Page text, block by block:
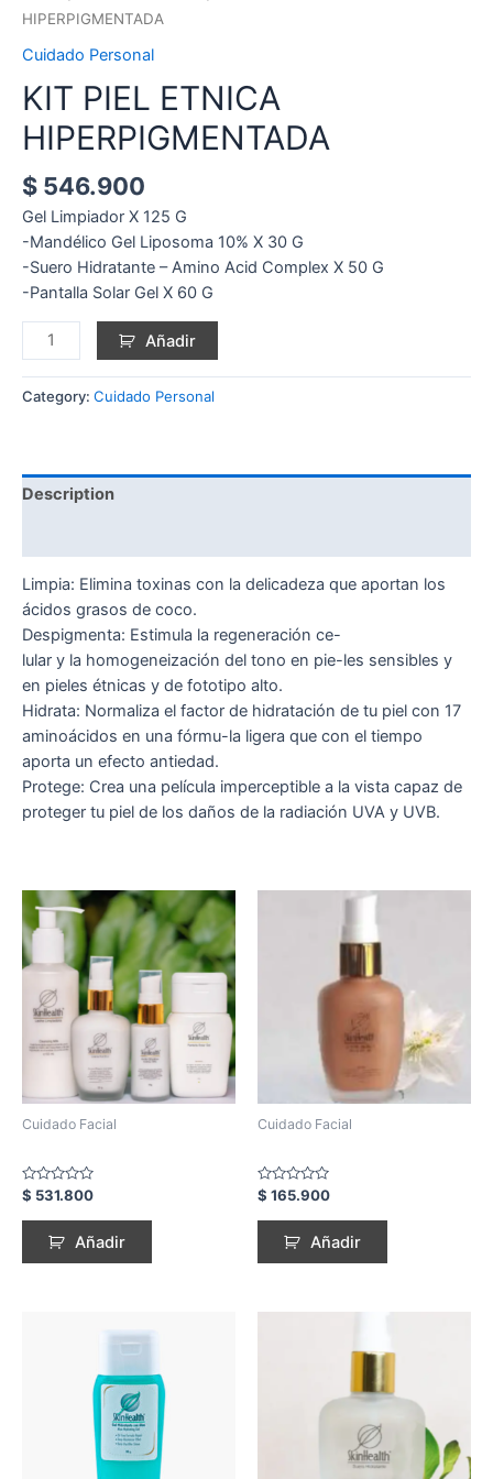
HIPERPIGMENTADA
Cuidado Personal
KIT PIEL ETNICA
HIPERPIGMENTADA
$ 546.900
Gel Limpiador X 125 G
-Mandélico Gel Liposoma 10% X 30 G
-Suero Hidratante – Amino Acid Complex X 50 G
-Pantalla Solar Gel X 60 G
Añadir
Category: Cuidado Personal
Description
Limpia: Elimina toxinas con la delicadeza que aportan los
ácidos grasos de coco.
Despigmenta: Estimula la regeneración ce-
lular y la homogeneización del tono en pie-les sensibles y
en pieles étnicas y de fototipo alto.
Hidrata: Normaliza el factor de hidratación de tu piel con 17
aminoácidos en una fórmu-la ligera que con el tiempo
aporta un efecto antiedad.
Protege: Crea una película imperceptible a la vista capaz de
proteger tu piel de los daños de la radiación UVA y UVB.
Cuidado Facial
Rated
0
out
$ 531.800
Añadir
Cuidado Facial
Rated
0
out
$ 165.900
Añadir